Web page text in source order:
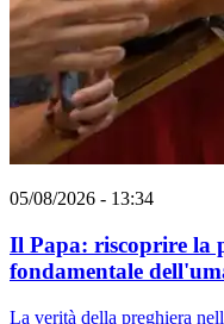
05/08/2026 - 13:34
Il Papa: riscoprire la
fondamentale
La verità della preghiera